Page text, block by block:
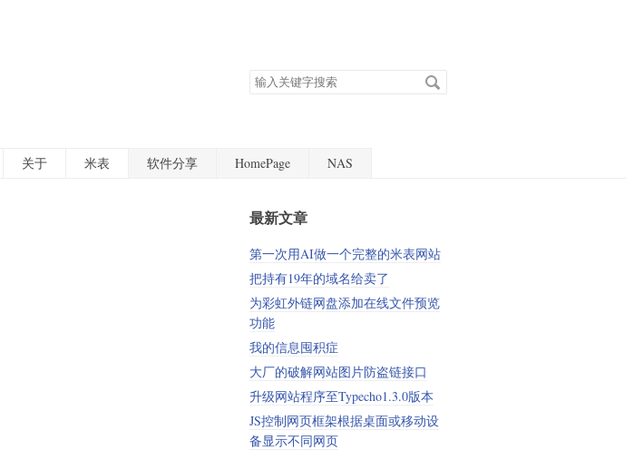
搜
关于 米表 软件分享 HomePage NAS
最新文章
第一次用AI做一个完整的米表网站
把持有19年的域名给卖了
为彩虹外链网盘添加在线文件预览
功能
我的信息囤积症
大厂的破解网站图片防盗链接口
升级网站程序至Typecho1.3.0版本
JS控制网页框架根据桌面或移动设
备显示不同网页